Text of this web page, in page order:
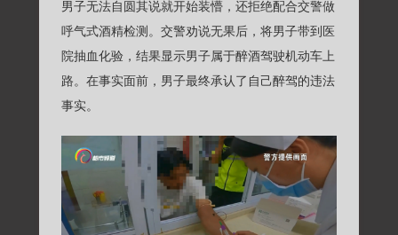
男子无法自圆其说就开始装懵，还拒绝配合交警做
呼气式酒精检测。交警劝说无果后，将男子带到医
院抽血化验，结果显示男子属于醉酒驾驶机动车上
路。在事实面前，男子最终承认了自己醉驾的违法
事实。